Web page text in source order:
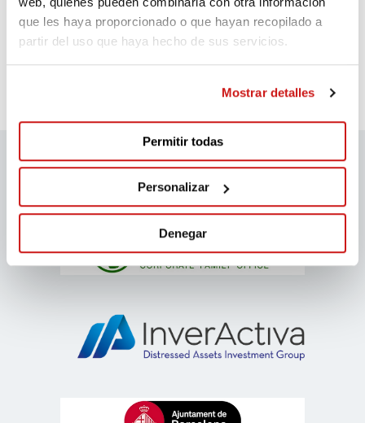
que les haya proporcionado o que hayan recopilado a
partir del uso que haya hecho de sus servicios.
Mostrar detalles
Permitir todas
Personalizar
Denegar
Hace 648 días
Lara soy el lombarditivooo, yoloseee
Patrocinadores migranodearena